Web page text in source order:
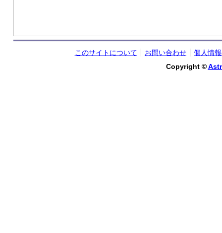
このサイトについて お問い合わせ
個人情
Copyright ©